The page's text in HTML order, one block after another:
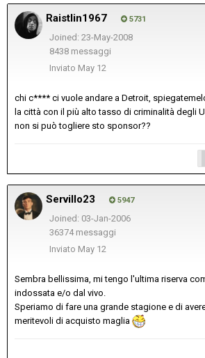
Raistlin1967 5731
Joined: 23-May-2008
8438 messaggi
Inviato May 12
chi c**** ci vuole andare a Detroit,
la città con il più alto tasso di criminalità degli
non si può togliere sto sponsor??
Servillo23 5947
Joined: 03-Jan-2006
36374 messaggi
Inviato May 12
Sembra bellissima, mi tengo l'ultima riserva
indossata e/o dal vivo.
Speriamo di fare una grande stagione e di
meritevoli di acquisto maglia